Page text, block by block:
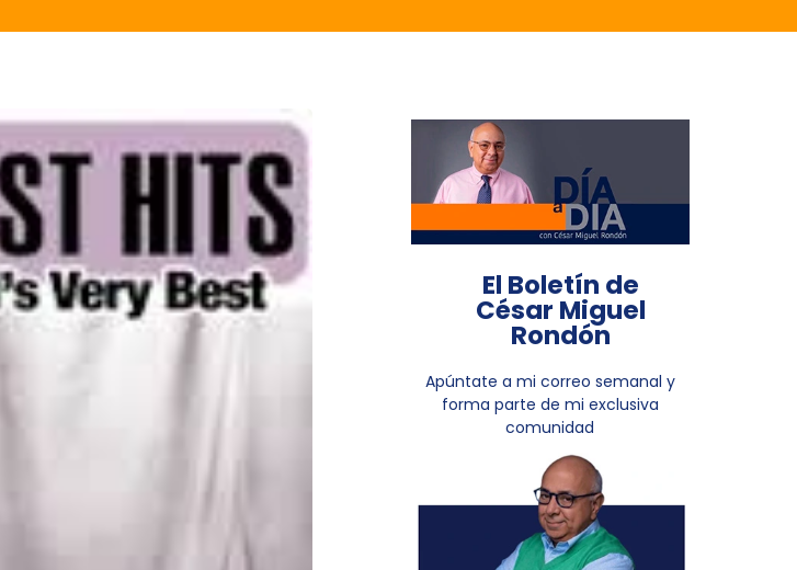
El Boletín de
César Miguel
Rondón
Apúntate a mi correo semanal y
forma parte de mi exclusiva
comunidad